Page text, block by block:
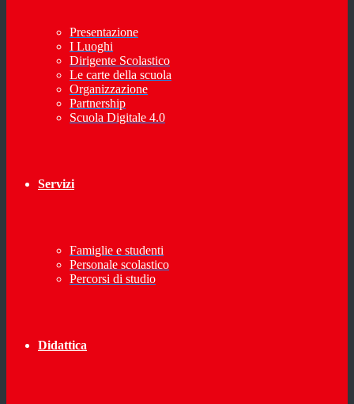
Presentazione
I Luoghi
Dirigente Scolastico
Le carte della scuola
Organizzazione
Partnership
Scuola Digitale 4.0
Servizi
Famiglie e studenti
Personale scolastico
Percorsi di studio
Didattica